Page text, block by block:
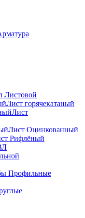
Листовой
Лист горячекатаный
Лист
Лист Оцинкованный
Рифлёный
Профильные